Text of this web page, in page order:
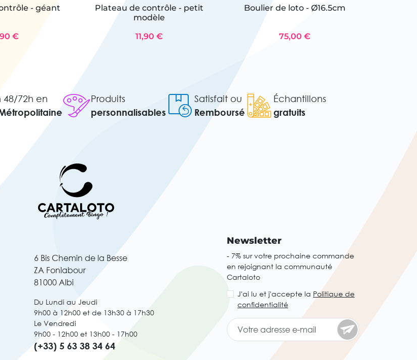
- géant
€
Plateau de contrôle - petit
modèle
11,90 €
Boulier de loto - Ø16.5cm
75,00 €
48/72h en
Produits
personnalisables
Satisfait ou
Remboursé
Échantillons
gratuits
6 Bis Chemin de la Besse
ZA Fonlabour
81000 Albi
Du Lundi au Jeudi
9h00 à 12h00 et de 13h30 à 17h30
Le Vendredi
9h00 - 12h00 et 13h00 - 17h00
(+33) 5 63 38 34 64
Newsletter
- 7% sur votre prochaine commande
en rejoignant la communauté
Cartaloto
J'ai lu et j'accepte la Politique de
confidentialité